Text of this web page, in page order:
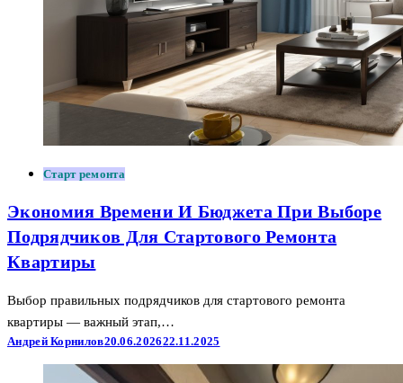
Старт ремонта
Экономия Времени И Бюджета При Выборе
Подрядчиков Для Стартового Ремонта
Квартиры
Выбор правильных подрядчиков для стартового ремонта
квартиры — важный этап,…
Андрей Корнилов20.06.202622.11.2025